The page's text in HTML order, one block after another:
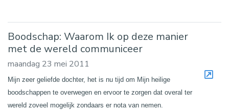
Boodschap: Waarom Ik op deze manier
met de wereld communiceer
maandag 23 mei 2011
Mijn zeer geliefde dochter, het is nu tijd om Mijn heilige
boodschappen te overwegen en ervoor te zorgen dat overal ter
wereld zoveel mogelijk zondaars er nota van nemen.